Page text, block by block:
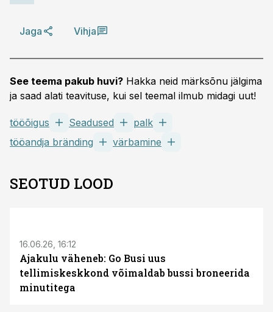
Jaga Vihja
See teema pakub huvi? Hakka neid märksõnu jälgima
ja saad alati teavituse, kui sel teemal ilmub midagi uut!
tööõigus Seadused
palk
tööandja bränding
värbamine
SEOTUD LOOD
16.06.26, 16:12
Ajakulu väheneb: Go Busi uus
tellimiskeskkond võimaldab bussi broneerida
minutitega